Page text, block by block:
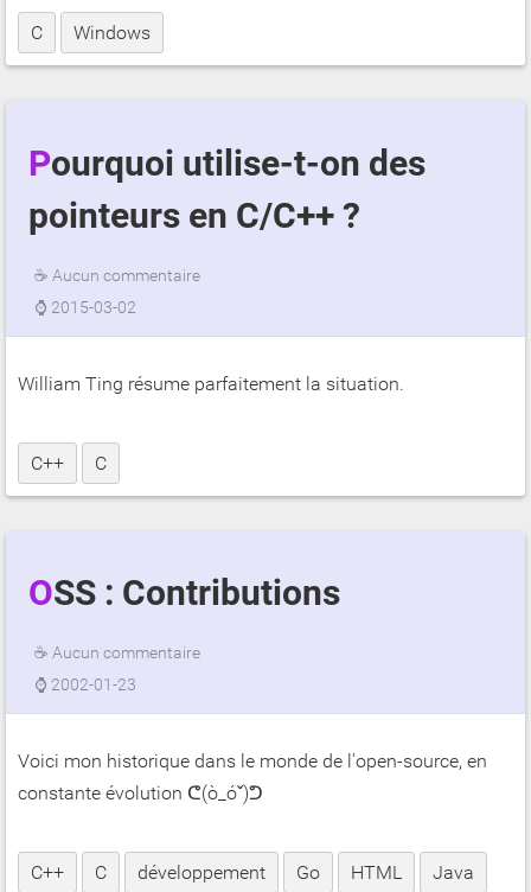
C Windows
Pourquoi utilise-t-on des
pointeurs en C/C++ ?
☕ Aucun commentaire
⌚ 2015-03-02
William Ting résume parfaitement la situation.
C++ C
OSS : Contributions
☕ Aucun commentaire
⌚ 2002-01-23
Voici mon historique dans le monde de l'open-source, en
constante évolution ᕦ(ò_óˇ)ᕤ
C++ C développement Go HTML Java